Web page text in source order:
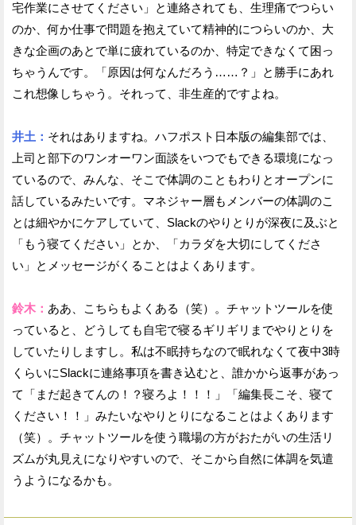
宅作業にさせてください」と連絡されても、生理痛でつらい
のか、何か仕事で問題を抱えていて精神的につらいのか、大
きな企画のあとで単に疲れているのか、特定できなくて困っ
ちゃうんです。「原因は何なんだろう……？」と勝手にあれ
これ想像しちゃう。それって、非生産的ですよね。
井土： それはありますね。ハフポスト日本版の編集部では、
上司と部下のワンオーワン面談をいつでもできる環境になっ
ているので、みんな、そこで体調のこともわりとオープンに
話しているみたいです。マネジャー層もメンバーの体調のこ
とは細やかにケアしていて、Slackのやりとりが深夜に及ぶと
「もう寝てください」とか、「カラダを大切にしてくださ
い」とメッセージがくることはよくあります。
鈴木： ああ、こちらもよくある（笑）。チャットツールを使
っていると、どうしても自宅で寝るギリギリまでやりとりを
していたりしますし。私は不眠持ちなので眠れなくて夜中3時
くらいにSlackに連絡事項を書き込むと、誰かから返事があっ
て「まだ起きてんの！？寝ろよ！！！」「編集長こそ、寝て
ください！！」みたいなやりとりになることはよくあります
（笑）。チャットツールを使う職場の方がおたがいの生活リ
ズムが丸見えになりやすいので、そこから自然に体調を気遣
うようになるかも。